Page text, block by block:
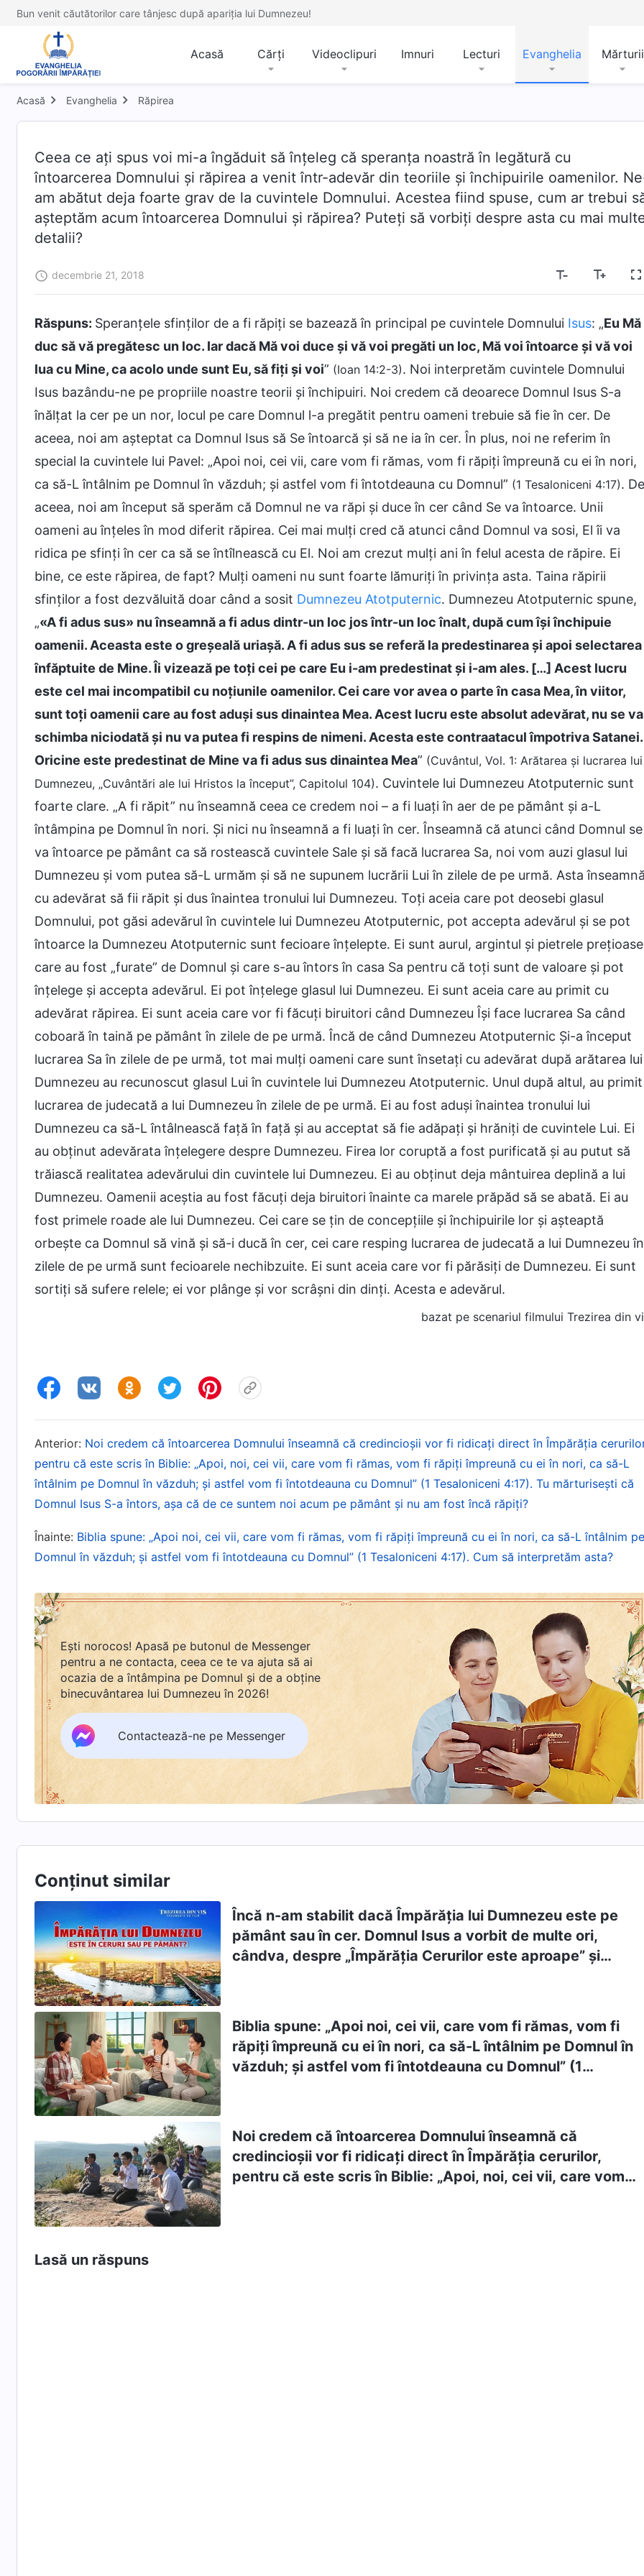
Bun venit căutătorilor care tânjesc după apariția lui Dumnezeu!
Acasă Cărți Videoclipuri Imnuri Lecturi Evanghelia Mărturii
Acasă Evanghelia Răpirea
Ceea ce aţi spus voi mi-a îngăduit să înţeleg că speranţa noastră în legătură cu
întoarcerea Domnului şi răpirea a venit într-adevăr din teoriile şi închipuirile oamenilor.
am abătut deja foarte grav de la cuvintele Domnului. Acestea fiind spuse, cum ar trebui
aşteptăm acum întoarcerea Domnului şi răpirea? Puteţi să vorbiţi despre asta cu mai
detalii?
decembrie 21, 2018
Răspuns: Speranţele sfinţilor de a fi răpiţi se bazează în principal pe cuvintele Domnului Isus: „Eu Mă
duc să vă pregătesc un loc. Iar dacă Mă voi duce şi vă voi pregăti un loc, Mă voi întoarce şi vă voi
lua cu Mine, ca acolo unde sunt Eu, să fiţi şi voi” (Ioan 14:2-3). Noi interpretăm cuvintele Domnului
Isus bazându-ne pe propriile noastre teorii şi închipuiri. Noi credem că deoarece Domnul Isus S-a
înălţat la cer pe un nor, locul pe care Domnul l-a pregătit pentru oameni trebuie să fie în cer. De
aceea, noi am aşteptat ca Domnul Isus să Se întoarcă şi să ne ia în cer. În plus, noi ne referim în
special la cuvintele lui Pavel: „Apoi noi, cei vii, care vom fi rămas, vom fi răpiţi împreună cu ei în nori,
ca să-L întâlnim pe Domnul în văzduh; şi astfel vom fi întotdeauna cu Domnul” (1 Tesaloniceni 4:17). De
aceea, noi am început să sperăm că Domnul ne va răpi și duce în cer când Se va întoarce. Unii
oameni au înţeles în mod diferit răpirea. Cei mai mulţi cred că atunci când Domnul va sosi, El îi va
ridica pe sfinţi în cer ca să se întîlnească cu El. Noi am crezut mulţi ani în felul acesta de răpire. Ei
bine, ce este răpirea, de fapt? Mulţi oameni nu sunt foarte lămuriţi în privinţa asta. Taina răpirii
sfinţilor a fost dezvăluită doar când a sosit Dumnezeu Atotputernic. Dumnezeu Atotputernic spune,
„«A fi adus sus» nu înseamnă a fi adus dintr-un loc jos într-un loc înalt, după cum își închipuie
oamenii. Aceasta este o greșeală uriașă. A fi adus sus se referă la predestinarea și apoi selectarea
înfăptuite de Mine. Îi vizează pe toți cei pe care Eu i-am predestinat și i-am ales. […] Acest lucru
este cel mai incompatibil cu noțiunile oamenilor. Cei care vor avea o parte în casa Mea, în viitor,
sunt toți oamenii care au fost aduși sus dinaintea Mea. Acest lucru este absolut adevărat, nu se va
schimba niciodată și nu va putea fi respins de nimeni. Acesta este contraatacul împotriva Satanei.
Oricine este predestinat de Mine va fi adus sus dinaintea Mea” (Cuvântul, Vol. 1: Arătarea și lucrarea lui
Dumnezeu, „Cuvântări ale lui Hristos la început”, Capitolul 104). Cuvintele lui Dumnezeu Atotputernic sunt
foarte clare. „A fi răpit” nu înseamnă ceea ce credem noi – a fi luaţi în aer de pe pământ şi a-L
întâmpina pe Domnul în nori. Şi nici nu înseamnă a fi luaţi în cer. Înseamnă că atunci când Domnul se
va întoarce pe pământ ca să rostească cuvintele Sale şi să facă lucrarea Sa, noi vom auzi glasul lui
Dumnezeu şi vom putea să-L urmăm şi să ne supunem lucrării Lui în zilele de pe urmă. Asta înseamnă
cu adevărat să fii răpit și dus înaintea tronului lui Dumnezeu. Toţi aceia care pot deosebi glasul
Domnului, pot găsi adevărul în cuvintele lui Dumnezeu Atotputernic, pot accepta adevărul şi se pot
întoarce la Dumnezeu Atotputernic sunt fecioare înţelepte. Ei sunt aurul, argintul şi pietrele preţioase
care au fost „furate” de Domnul şi care s-au întors în casa Sa pentru că toţi sunt de valoare şi pot
înţelege şi accepta adevărul. Ei pot înţelege glasul lui Dumnezeu. Ei sunt aceia care au primit cu
adevărat răpirea. Ei sunt aceia care vor fi făcuţi biruitori când Dumnezeu Își face lucrarea Sa când
coboară în taină pe pământ în zilele de pe urmă. Încă de când Dumnezeu Atotputernic Și-a început
lucrarea Sa în zilele de pe urmă, tot mai mulţi oameni care sunt însetaţi cu adevărat după arătarea lui
Dumnezeu au recunoscut glasul Lui în cuvintele lui Dumnezeu Atotputernic. Unul după altul, au primit
lucrarea de judecată a lui Dumnezeu în zilele de pe urmă. Ei au fost aduși înaintea tronului lui
Dumnezeu ca să-L întâlnească faţă în faţă şi au acceptat să fie adăpaţi şi hrăniţi de cuvintele Lui. Ei
au obţinut adevărata înţelegere despre Dumnezeu. Firea lor coruptă a fost purificată şi au putut să
trăiască realitatea adevărului din cuvintele lui Dumnezeu. Ei au obţinut deja mântuirea deplină a lui
Dumnezeu. Oamenii aceştia au fost făcuţi deja biruitori înainte ca marele prăpăd să se abată. Ei au
fost primele roade ale lui Dumnezeu. Cei care se ţin de concepțiile şi închipuirile lor şi aşteaptă
orbește ca Domnul să vină şi să-i ducă în cer, cei care resping lucrarea de judecată a lui Dumnezeu în
zilele de pe urmă sunt fecioarele nechibzuite. Ei sunt aceia care vor fi părăsiţi de Dumnezeu. Ei sunt
sortiţi să sufere relele; ei vor plânge şi vor scrâşni din dinţi. Acesta e adevărul.
bazat pe scenariul filmului Trezirea din
Anterior: Noi credem că întoarcerea Domnului înseamnă că credincioșii vor fi ridicați direct în Împărăția
pentru că este scris în Biblie: „Apoi, noi, cei vii, care vom fi rămas, vom fi răpiți împreună cu ei în nori, ca să-L
întâlnim pe Domnul în văzduh; și astfel vom fi întotdeauna cu Domnul” (1 Tesaloniceni 4:17). Tu mărturisești că
Domnul Isus S-a întors, așa că de ce suntem noi acum pe pământ și nu am fost încă răpiți?
Înainte: Biblia spune: „Apoi noi, cei vii, care vom fi rămas, vom fi răpiţi împreună cu ei în nori, ca să-L întâlnim pe
Domnul în văzduh; şi astfel vom fi întotdeauna cu Domnul” (1 Tesaloniceni 4:17). Cum să interpretăm asta?
Ești norocos! Apasă pe butonul de Messenger
pentru a ne contacta, ceea ce te va ajuta să ai
ocazia de a întâmpina pe Domnul și de a obține
binecuvântarea lui Dumnezeu în 2026!
Contactează-ne pe Messenger
Conținut similar
Încă n-am stabilit dacă Împărăţia lui Dumnezeu este pe
pământ sau în cer. Domnul Isus a vorbit de multe ori,
cândva, despre „Împărăţia Cerurilor este aproape” şi
pământ?
Biblia spune: „Apoi noi, cei vii, care vom fi rămas, vom fi
răpiţi împreună cu ei în nori, ca să-L întâlnim pe Domnul în
văzduh; şi astfel vom fi întotdeauna cu Domnul” (1
Noi credem că întoarcerea Domnului înseamnă că
credincioșii vor fi ridicați direct în Împărăția cerurilor,
pentru că este scris în Biblie: „Apoi, noi, cei vii, care vom fi
Lasă un răspuns